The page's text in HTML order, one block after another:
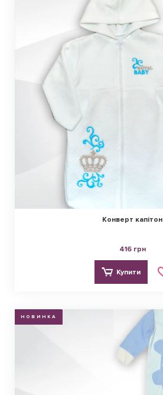
Конверт капітон
416 грн
Купити
НОВИНКА